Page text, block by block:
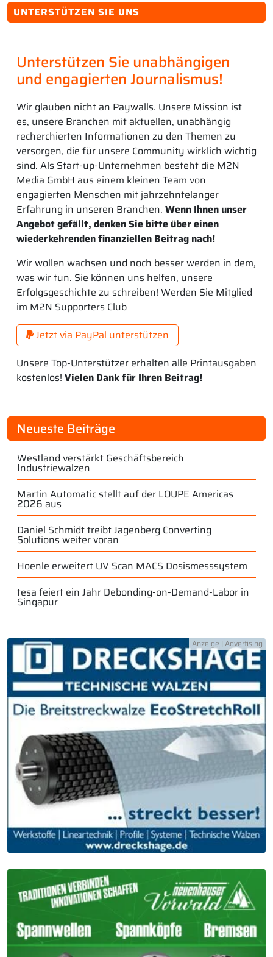
UNTERSTÜTZEN SIE UNS
Unterstützen Sie unabhängigen
und engagierten Journalismus!
Wir glauben nicht an Paywalls. Unsere Mission ist
es, unsere Branchen mit aktuellen, unabhängig
recherchierten Informationen zu den Themen zu
versorgen, die für unsere Community wirklich wichtig
sind. Als Start-up-Unternehmen besteht die M2N
Media GmbH aus einem kleinen Team von
engagierten Menschen mit jahrzehntelanger
Erfahrung in unseren Branchen. Wenn Ihnen unser
Angebot gefällt, denken Sie bitte über einen
wiederkehrenden finanziellen Beitrag nach!
Wir wollen wachsen und noch besser werden in dem,
was wir tun. Sie können uns helfen, unsere
Erfolgsgeschichte zu schreiben! Werden Sie Mitglied
im M2N Supporters Club
Jetzt via PayPal unterstützen
Unsere Top-Unterstützer erhalten alle Printausgaben
kostenlos! Vielen Dank für Ihren Beitrag!
Neueste Beiträge
Westland verstärkt Geschäftsbereich
Industriewalzen
Martin Automatic stellt auf der LOUPE Americas
2026 aus
Daniel Schmidt treibt Jagenberg Converting
Solutions weiter voran
Hoenle erweitert UV Scan MACS Dosismesssystem
tesa feiert ein Jahr Debonding-on-Demand-Labor in
Singapur